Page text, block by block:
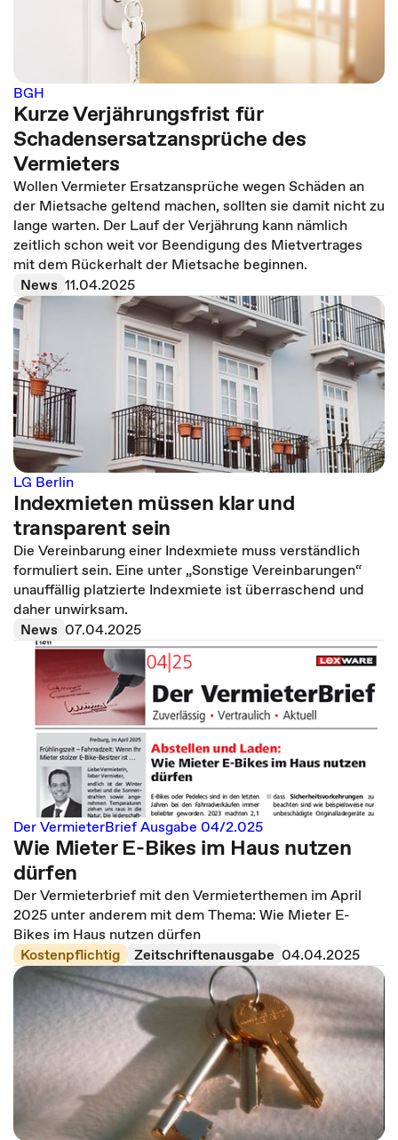
BGH
Kurze Verjährungsfrist für
Schadensersatzansprüche des
Vermieters
Wollen Vermieter Ersatzansprüche wegen Schäden an
der Mietsache geltend machen, sollten sie damit nicht zu
lange warten. Der Lauf der Verjährung kann nämlich
zeitlich schon weit vor Beendigung des Mietvertrages
mit dem Rückerhalt der Mietsache beginnen.
News 11.04.2025
LG Berlin
Indexmieten müssen klar und
transparent sein
Die Vereinbarung einer Indexmiete muss verständlich
formuliert sein. Eine unter „Sonstige Vereinbarungen“
unauffällig platzierte Indexmiete ist überraschend und
daher unwirksam.
News 07.04.2025
Der VermieterBrief Ausgabe 04/2.025
Wie Mieter E-Bikes im Haus nutzen
dürfen
Der Vermieterbrief mit den Vermieterthemen im April
2025 unter anderem mit dem Thema: Wie Mieter E-
Bikes im Haus nutzen dürfen
Kostenpflichtig
Zeitschriftenausgabe 04.04.2025